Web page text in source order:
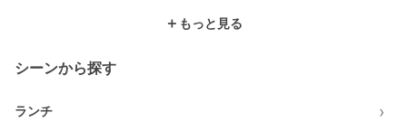
＋ もっと見る
シーンから探す
ランチ ›